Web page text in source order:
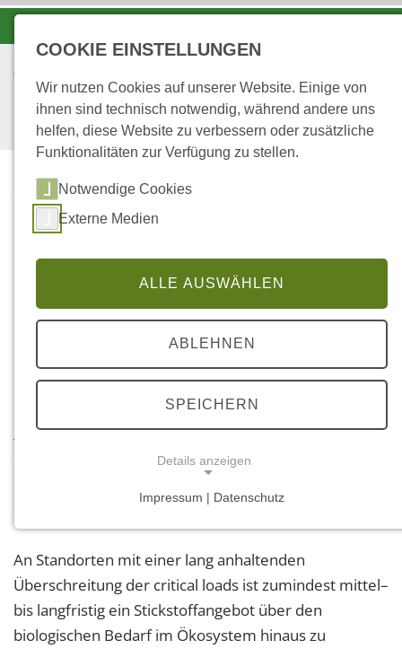
STARTSEITE
...
STICKSTOFFSÄTTIGUNG
Stickstoffsättigung
an allen Untersuchungsstandorten die
ökosystemverträglichen Schwellenwerte (
loads). Dem zeitlichen Verlauf der
Stickstoffdepositionsraten entsprechend, sind die
sehr wesentlich zurückgegangen.
An Standorten mit einer lang anhaltenden
Überschreitung der critical loads ist zumindest mittel–
bis langfristig ein Stickstoffangebot über den
biologischen Bedarf im Ökosystem hinaus zu
COOKIE EINSTELLUNGEN
Wir nutzen Cookies auf unserer Website. Einige von
ihnen sind technisch notwendig, während andere uns
helfen, diese Website zu verbessern oder zusätzliche
Funktionalitäten zur Verfügung zu stellen.
Notwendige Cookies
Externe Medien
ALLE AUSWÄHLEN
ABLEHNEN
SPEICHERN
Details anzeigen
Funktionen und sind für die einwandfreie Funktion
der Website erforderlich.
Einverständnis-Cookie
Impressum | Datenschutz